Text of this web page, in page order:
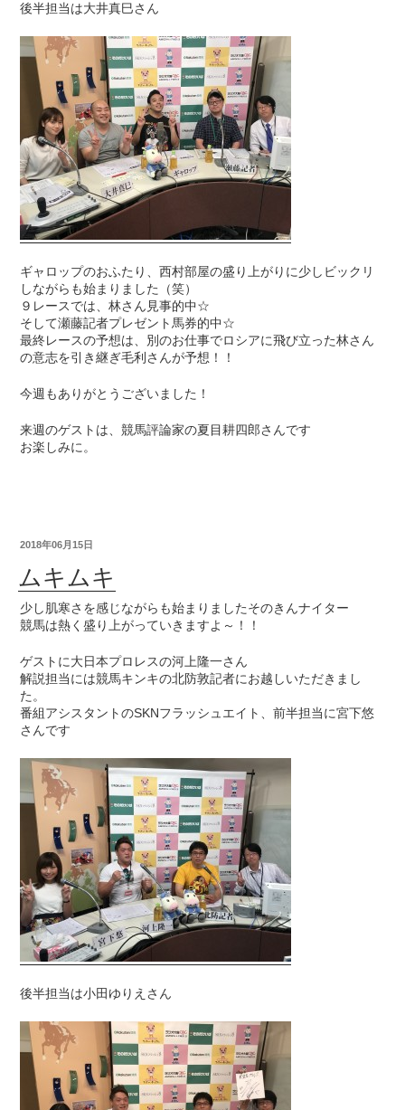
後半担当は大井真巳さん
ギャロップのおふたり、西村部屋の盛り上がりに少しビックリ
しながらも始まりました（笑）
９レースでは、林さん見事的中☆
そして瀬藤記者プレゼント馬券的中☆
最終レースの予想は、別のお仕事でロシアに飛び立った林さん
の意志を引き継ぎ毛利さんが予想！！
今週もありがとうございました！
来週のゲストは、競馬評論家の夏目耕四郎さんです
お楽しみに。
2018年06月15日
ムキムキ
少し肌寒さを感じながらも始まりましたそのきんナイター
競馬は熱く盛り上がっていきますよ～！！
ゲストに大日本プロレスの河上隆一さん
解説担当には競馬キンキの北防敦記者にお越しいただきまし
た。
番組アシスタントのSKNフラッシュエイト、前半担当に宮下悠
さんです
後半担当は小田ゆりえさん